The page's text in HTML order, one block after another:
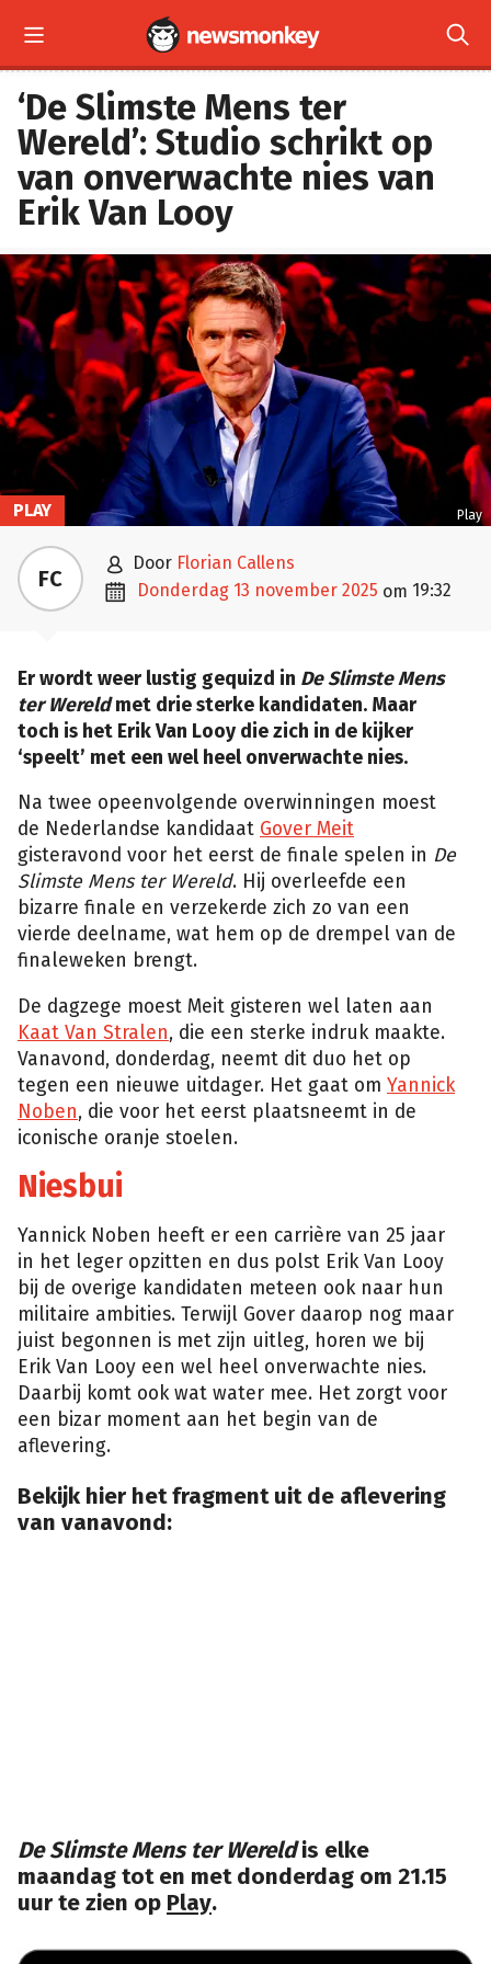
 
‘De Slimste Mens ter
Wereld’: Studio schrikt op
van onverwachte nies van
Erik Van Looy
Play
PLAY
FC  door Florian Callens
 donderdag 13 november 2025 om 19:32
Er wordt weer lustig gequizd in De Slimste Mens
ter Wereldmet drie sterke kandidaten. Maar
toch is het Erik Van Looy die zich in de kijker
‘speelt’ met een wel heel onverwachte nies.
Na twee opeenvolgende overwinningen moest
de Nederlandse kandidaat Gover Meit
gisteravond voor het eerst de finale spelen in De
Slimste Mens ter Wereld. Hij overleefde een
bizarre finale en verzekerde zich zo van een
vierde deelname, wat hem op de drempel van de
finaleweken brengt.
De dagzege moest Meit gisteren wel laten aan
Kaat Van Stralen, die een sterke indruk maakte.
Vanavond, donderdag, neemt dit duo het op
tegen een nieuwe uitdager. Het gaat om Yannick
Noben, die voor het eerst plaatsneemt in de
iconische oranje stoelen.
Niesbui
Yannick Noben heeft er een carrière van 25 jaar
in het leger opzitten en dus polst Erik Van Looy
bij de overige kandidaten meteen ook naar hun
militaire ambities. Terwijl Gover daarop nog maar
juist begonnen is met zijn uitleg, horen we bij
Erik Van Looy een wel heel onverwachte nies.
Daarbij komt ook wat water mee. Het zorgt voor
een bizar moment aan het begin van de
aflevering.
Bekijk hier het fragment uit de aflevering
van vanavond:
De Slimste Mens ter Wereldis elke
maandag tot en met donderdag om 21.15
uur te zien op Play.